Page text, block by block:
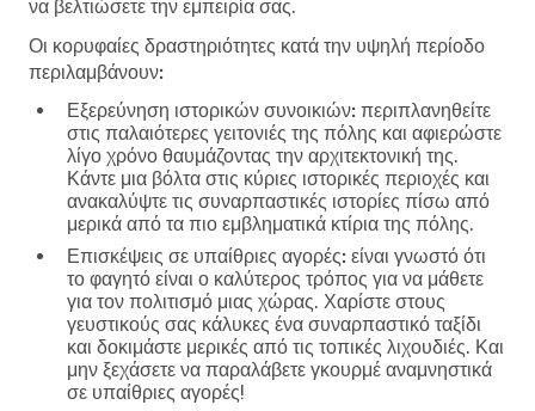
να βελτιώσετε την εμπειρία σας.
Οι κορυφαίες δραστηριότητες κατά την υψηλή περίοδο
περιλαμβάνουν:
Εξερεύνηση ιστορικών συνοικιών: περιπλανηθείτε
στις παλαιότερες γειτονιές της πόλης και αφιερώστε
λίγο χρόνο θαυμάζοντας την αρχιτεκτονική της.
Κάντε μια βόλτα στις κύριες ιστορικές περιοχές και
ανακαλύψτε τις συναρπαστικές ιστορίες πίσω από
μερικά από τα πιο εμβληματικά κτίρια της πόλης.
Επισκέψεις σε υπαίθριες αγορές: είναι γνωστό ότι
το φαγητό είναι ο καλύτερος τρόπος για να μάθετε
για τον πολιτισμό μιας χώρας. Χαρίστε στους
γευστικούς σας κάλυκες ένα συναρπαστικό ταξίδι
και δοκιμάστε μερικές από τις τοπικές λιχουδιές. Και
μην ξεχάσετε να παραλάβετε γκουρμέ αναμνηστικά
σε υπαίθριες αγορές!